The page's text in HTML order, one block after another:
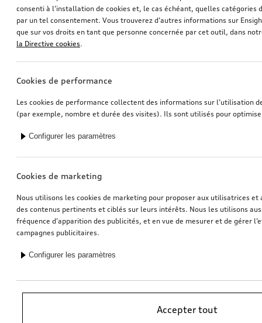
Import SA. TVA en vigueur incluse. Les prix affichés chez le partenaire
consenti à l’installation de cookies et, le cas échéant, quelles catégories
par un tel consentement. Vous trouverez d’autres informations sur
que sur vos droits en tant que personne concernée par cet outil, dans
la Directive cookies.
Cookies de performance
Les cookies de performance collectent des informations sur l’utilisation
(par exemple, nombre et durée des visites). Ils sont utilisés pour
Configurer les paramètres
Cookies de marketing
Nous utilisons les cookies de marketing pour proposer aux utilisatrices et
des contenus pertinents et ciblés sur leurs intérêts. Nous les utilisons
fréquence d’apparition des publicités, et en vue de mesurer et de gérer
campagnes publicitaires.
Configurer les paramètres
Accepter tout